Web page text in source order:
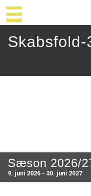
Skabsfold-
Sæson 2026/
9. juni 2026 - 30. juni 2027